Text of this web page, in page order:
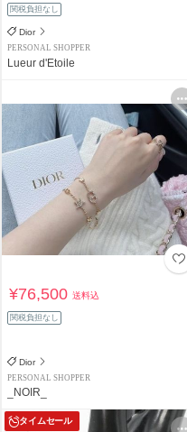
関税負担なし
Dior
PERSONAL SHOPPER
Lueur d'Etoile
¥76,500送料込
関税負担なし
Dior
PERSONAL SHOPPER
_NOIR_
タイムセール